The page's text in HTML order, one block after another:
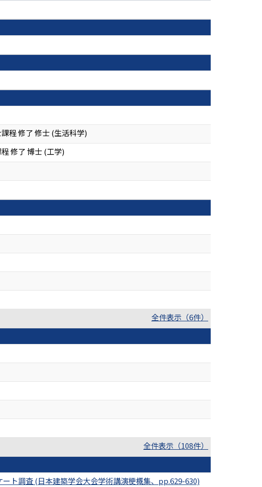
程 修了 修士 (生活科学)
修了 博士 (工学)
全件表示（6件）
全件表示（108件）
ト調査 (日本建築学会大会学術講演梗概集、pp.629-630)